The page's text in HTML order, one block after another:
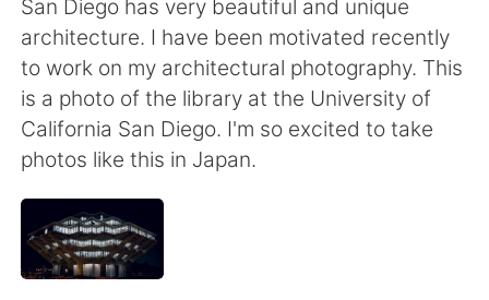
العربية Français
Deutsch 日本語
한국어
ไทย
Türkçe
San Diego has very beautiful and unique
architecture. I have been motivated recently
to work on my architectural photography. This
is a photo of the library at the University of
California San Diego. I'm so excited to take
photos like this in Japan.